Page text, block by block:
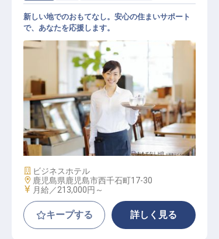
レストランサービス
新しい地でのおもてなし。安心の住まいサポート
で、あなたを応援します。
施設業態
ビジネスホテル
勤務地
鹿児島県鹿児島市西千石町17-30
給与
月給／213,000円～
キープする 詳しく見る